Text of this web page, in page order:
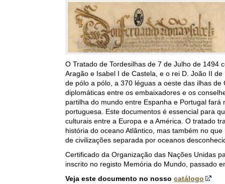
O Tratado de Tordesilhas de 7 de Julho de 1494
Aragão e Isabel I de Castela, e o rei D. João II
de pólo a pólo, a 370 léguas a oeste das ilhas
diplomáticas entre os embaixadores e os
partilha do mundo entre Espanha e Portugal
portuguesa. Este documentos é essencial para
culturais entre a Europa e a América. O tratado
história do oceano Atlântico, mas também no
de civilizações separada por oceanos
Certificado da Organização das Nações Unidas
inscrito no registo Memória do Mundo, passado
Veja este documento no nossocatálogo